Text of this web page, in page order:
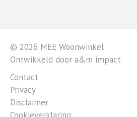
© 2026 MEE Woonwinkel
Ontwikkeld door a&m impact
Contact
Privacy
Disclaimer